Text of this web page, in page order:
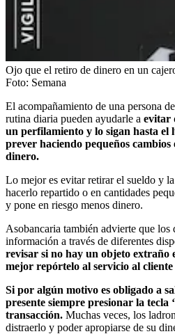
Ojo que el retiro de dinero en un
Foto: Semana
El acompañamiento de una persona
rutina diaria pueden ayudarle a evitar
un perfilamiento y lo sigan hasta
prever haciendo pequeños
dinero.
Lo mejor es evitar retirar el sueldo y
hacerlo repartido o en cantidades
y pone en riesgo menos dinero.
Asobancaria también advierte que los
información a través de diferentes
revisar si no hay un objeto extraño
mejor repórtelo al servicio al
Si por algún motivo es obligado a
presente siempre presionar la tecla
transacción. Muchas veces, los
distraerlo y poder apropiarse de su